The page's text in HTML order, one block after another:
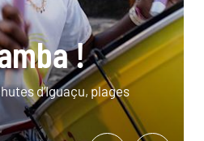
!
d’Iguaçu, plages